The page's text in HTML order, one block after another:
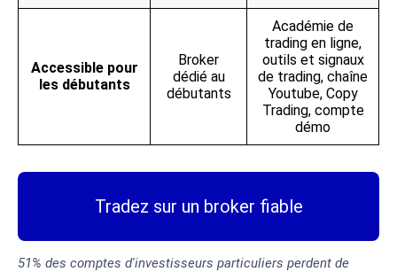
Accessible pour
les débutants
Broker
dédié au
débutants
Académie de
trading en ligne,
outils et signaux
de trading, chaîne
Youtube, Copy
Trading, compte
démo
Tradez sur un broker fiable
51% des comptes d'investisseurs particuliers perdent de